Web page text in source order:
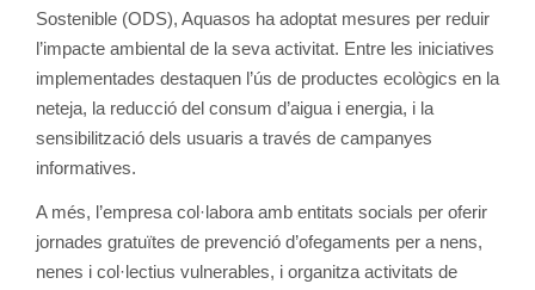
Sostenible (ODS), Aquasos ha adoptat mesures per reduir
l’impacte ambiental de la seva activitat. Entre les iniciatives
implementades destaquen l’ús de productes ecològics en la
neteja, la reducció del consum d’aigua i energia, i la
sensibilització dels usuaris a través de campanyes
informatives.
A més, l’empresa col·labora amb entitats socials per oferir
jornades gratuïtes de prevenció d’ofegaments per a nens,
nenes i col·lectius vulnerables, i organitza activitats de